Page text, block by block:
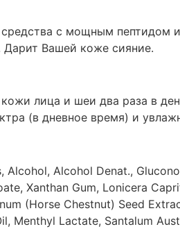
с мощным пептидом
Дарит Вашей коже сияние.
лица и шеи два раза в
(в дневное время) и
Alcohol, Alcohol Denat.,
Xanthan Gum, Lonicera
(Horse Chestnut) Seed
Menthyl Lactate, Santalum